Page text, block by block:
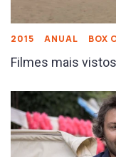
2015 ANUAL BOX
Filmes mais